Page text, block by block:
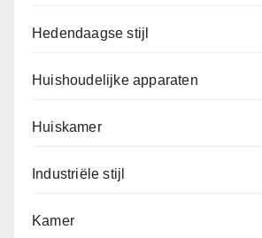
Hedendaagse stijl
Huishoudelijke apparaten
Huiskamer
Industriële stijl
Kamer